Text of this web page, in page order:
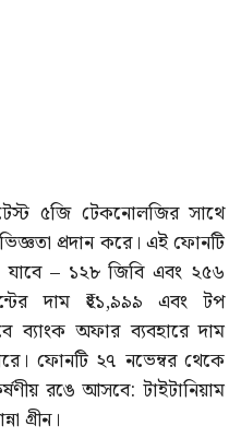
৫জি টেকনোলজির সাথে
প্রদান করে। এই ফোনটি
যাবে – ১২৮ জিবি এবং ২৫৬
দাম ₹২১,৯৯৯ এবং টপ
ব্যাংক অফার ব্যবহারে দাম
ফোনটি ২৭ নভেম্বর থেকে
রঙে আসবে: টাইটানিয়াম
গ্রীন।